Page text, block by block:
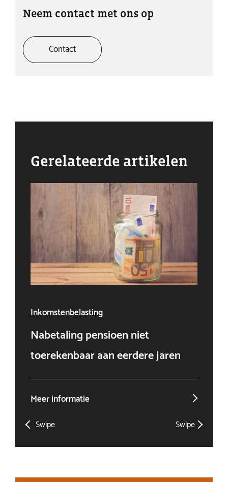
Neem contact met ons op
Contact
Gerelateerde artikelen
Inkomstenbelasting
Nabetaling pensioen niet
toerekenbaar aan eerdere jaren
Meer informatie
Swipe Swipe